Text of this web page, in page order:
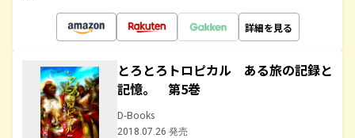
詳細を見る
とろとろトロピカル ある旅の記録と
記憶。 第5巻
D-Books
2018.07.26 発売